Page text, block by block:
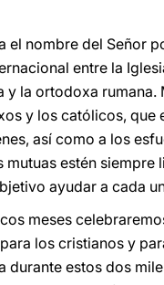
el nombre del Señor
entre la
y la ortodoxa rumana.
y los católicos, que
así como a los
mutuas estén
ayudar a cada
meses
los cristianos y
durante estos dos